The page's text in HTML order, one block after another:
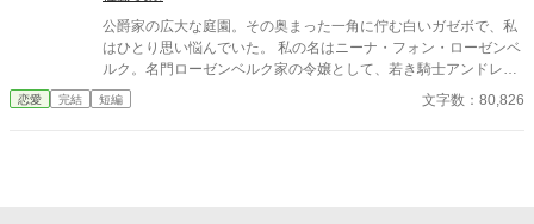
公爵家の広大な庭園。その奥まった一角に佇む白いガゼボで、私
はひとり思い悩んでいた。 私の名はニーナ・フォン・ローゼンベ
ルク。名門ローゼンベルク家の令嬢として、若き騎士アンドレ・
フォン・ヴァルシュタインとの婚約がすでに決まっている。けれ
ど、その婚約に心からの喜びを感じることができずにいた。 理由
恋愛 完結 短編 文字数：80,826